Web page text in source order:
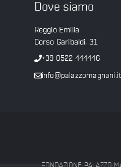
Dove siamo
Reggio Emilia
Corso Garibaldi, 31
+39 0522 444446
info@palazzomagnani.it
FONDAZIONE PALAZZO